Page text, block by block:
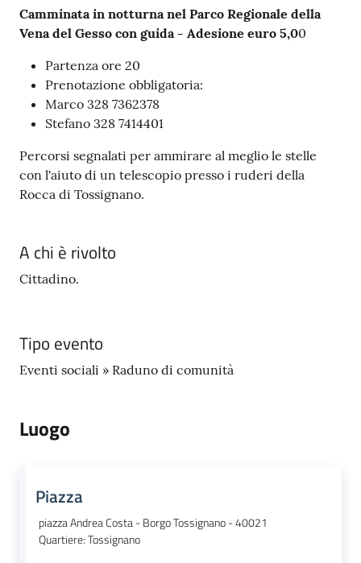
Camminata in notturna nel Parco Regionale della
Vena del Gesso con guida - Adesione euro 5,00
Partenza ore 20
Prenotazione obbligatoria:
Marco 328 7362378
Stefano 328 7414401
Percorsi segnalati per ammirare al meglio le stelle
con l'aiuto di un telescopio presso i ruderi della
Rocca di Tossignano.
A chi è rivolto
Cittadino.
Tipo evento
Eventi sociali » Raduno di comunità
Luogo
Piazza
piazza Andrea Costa - Borgo Tossignano - 40021
Quartiere:Tossignano